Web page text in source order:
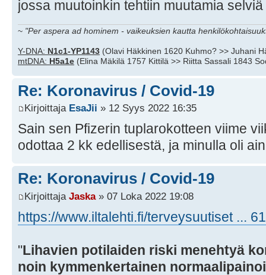
jossa muutoinkin tehtiin muutamia
~ "Per aspera ad hominem - vaikeuksien kautta
Y-DNA: N1c1-YP1143 (Olavi Häkkinen 1620 Kuhmo? >> Juhani
mtDNA: H5a1e (Elina Mäkilä 1757 Kittilä >> Riitta Sassali 1843
Re: Koronavirus / Covid-19
Kirjoittaja EsaJii » 12 Syys 2022 16:35
Sain sen Pfizerin tuplarokotteen viime
odottaa 2 kk edellisestä, ja minulla oli
Re: Koronavirus / Covid-19
Kirjoittaja Jaska» 07 Loka 2022 19:08
https://www.iltalehti.fi/terveysuutiset ...
"Lihavien potilaiden riski menehtyä
noin kymmenkertainen